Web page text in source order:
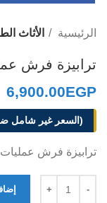
الرئيسية الأثاث
ترابيزة فرش
6,900.00EGP
(السعر غير شامل
ترابيزة فرش عمليات